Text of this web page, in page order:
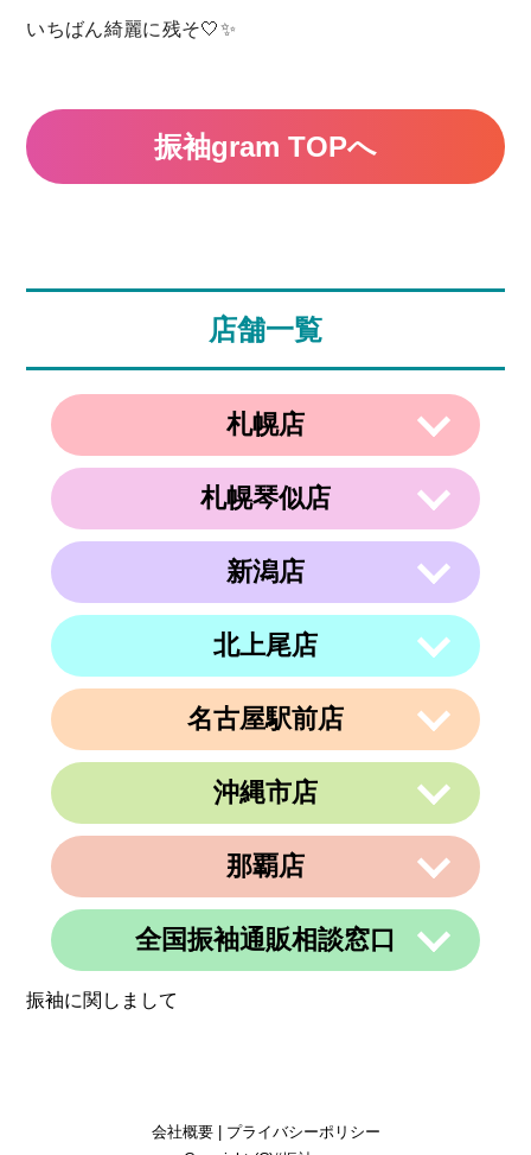
いちばん綺麗に残そ🤍✨
振袖gram TOPへ
店舗一覧
札幌店
〒003-0002
北海道札幌市白石区東札幌２条２丁目４
午前10時～午後19時
なし
札幌琴似店
〒063-0811
北海道札幌市西区琴似１条５丁目４−１
午前10時～午後19時
なし
新潟店
〒950-0962
新潟県新潟市中央区出来島2-1-6
025-288-5593
営業時間 午前9時～午後6時
不定休
北上尾店
〒362-0015
埼玉県上尾市緑丘3-3-11-2 PAPA上尾シ
048-729-7688
午前10時～午後19時
火曜、金曜(祝日は営業)
名古屋駅前店
住所
〒450-0002
愛知県名古屋市中村区名駅3丁目9番14
名古屋東アーバンビル6F
電話番号 052-990-4694
不定休
沖縄市店
〒904-0034
沖縄県沖縄市山内２丁目８−１３ 1階
電話番号 080-8565-3818
定休日 不定休
那覇店
〒902-0069
沖縄県那覇市松島1-11-13C＆C 4F
電話番号 098-884-6600
全国振袖通販相談窓口
営業時間 24時間
振袖に関しまして
会社概要| プライバシーポリシー